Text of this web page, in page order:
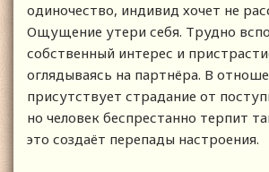
одиночество, индивид хочет не
Ощущение утери себя. Трудно
собственный интерес и
оглядываясь на партнёра. В
присутствует страдание от
но человек беспрестанно терпит
это создаёт перепады настроения.